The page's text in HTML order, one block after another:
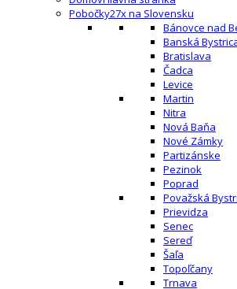
Pobočky27x na Slovensku
Bánovce nad
Banská
Bratislava
Čadca
Levice
Martin
Nitra
Nová Baňa
Nové Zámky
Partizánske
Pezinok
Poprad
Považská
Prievidza
Senec
Sereď
Šaľa
Topoľčany
Trnava